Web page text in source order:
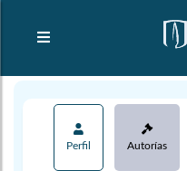
Perfil Autorías